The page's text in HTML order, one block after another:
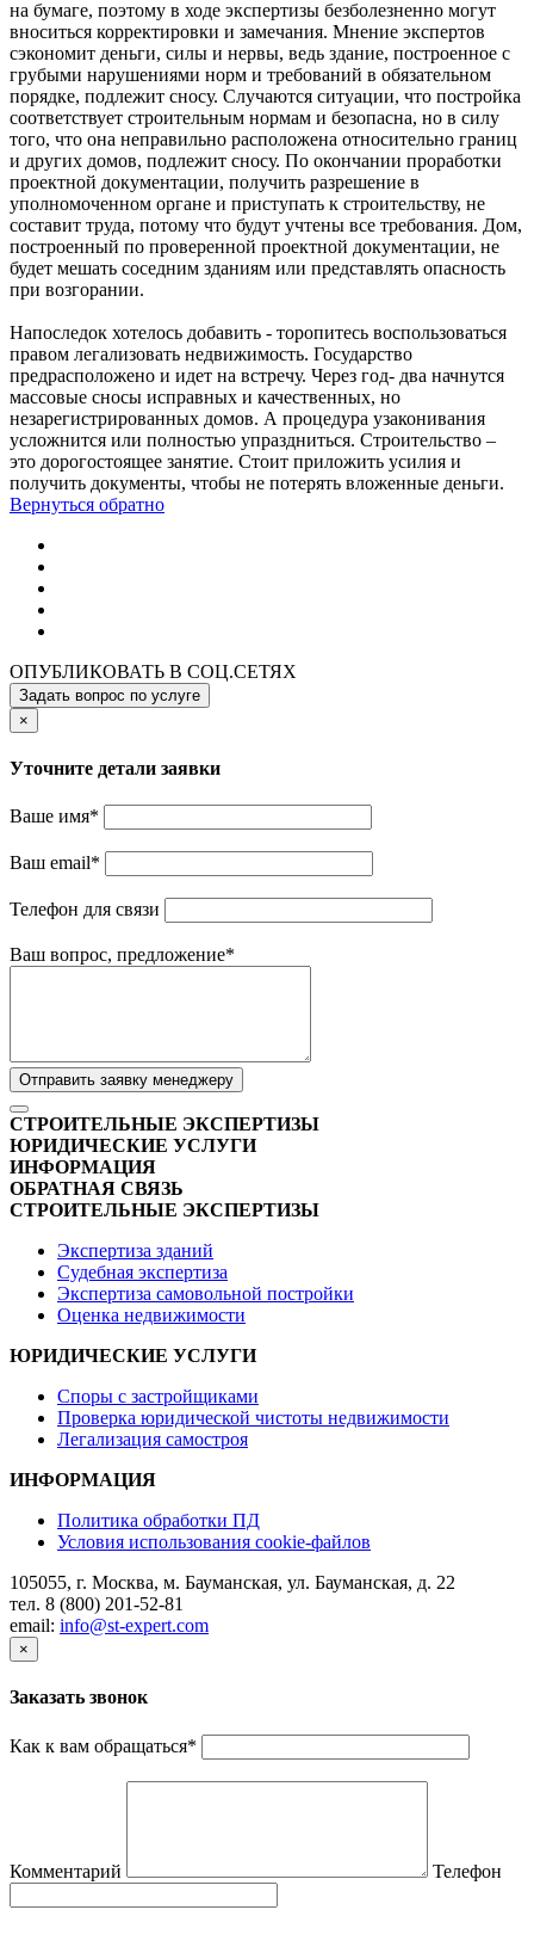
на бумаге, поэтому в ходе экспертизы безболезненно могут
вноситься корректировки и замечания. Мнение экспертов
сэкономит деньги, силы и нервы, ведь здание, построенное с
грубыми нарушениями норм и требований в обязательном
порядке, подлежит сносу. Случаются ситуации, что постройка
соответствует строительным нормам и безопасна, но в силу
того, что она неправильно расположена относительно границ
и других домов, подлежит сносу. По окончании проработки
проектной документации, получить разрешение в
уполномоченном органе и приступать к строительству, не
составит труда, потому что будут учтены все требования. Дом,
построенный по проверенной проектной документации, не
будет мешать соседним зданиям или представлять опасность
при возгорании.
Напоследок хотелось добавить - торопитесь воспользоваться
правом легализовать недвижимость. Государство
предрасположено и идет на встречу. Через год- два начнутся
массовые сносы исправных и качественных, но
незарегистрированных домов. А процедура узаконивания
усложнится или полностью упраздниться. Строительство –
это дорогостоящее занятие. Стоит приложить усилия и
получить документы, чтобы не потерять вложенные деньги.
Вернуться обратно
ОПУБЛИКОВАТЬ В СОЦ.СЕТЯХ
Задать вопрос по услуге
×
Уточните детали заявки
Ваше имя*
Ваш email*
Телефон для связи
Ваш вопрос, предложение*
Отправить заявку менеджеру
СТРОИТЕЛЬНЫЕ ЭКСПЕРТИЗЫ
ЮРИДИЧЕСКИЕ УСЛУГИ
ИНФОРМАЦИЯ
ОБРАТНАЯ СВЯЗЬ
СТРОИТЕЛЬНЫЕ ЭКСПЕРТИЗЫ
Экспертиза зданий
Судебная экспертиза
Экспертиза самовольной постройки
Оценка недвижимости
ЮРИДИЧЕСКИЕ УСЛУГИ
Споры с застройщиками
Проверка юридической чистоты недвижимости
Легализация самостроя
ИНФОРМАЦИЯ
Политика обработки ПД
Условия использования cookie-файлов
105055, г. Москва, м. Бауманская, ул. Бауманская, д. 22
тел. 8 (800) 201-52-81
email: info@st-expert.com
×
Заказать звонок
Как к вам обращаться*
Комментарий Телефон